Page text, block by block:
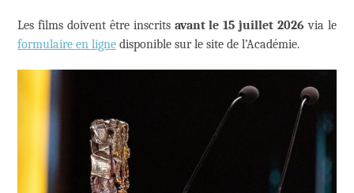
Les films doivent être inscrits avant le 15 juillet 2026 via le
formulaire en ligne disponible sur le site de l’Académie.